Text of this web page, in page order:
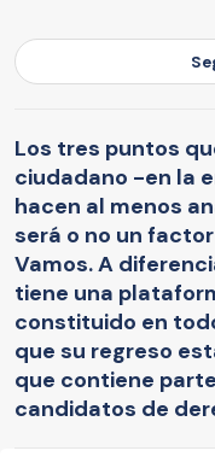
Los tres puntos
ciudadano -en la
hacen al menos
será o no un
Vamos. A
tiene una
constituido en
que su regreso
que contiene
candidatos de